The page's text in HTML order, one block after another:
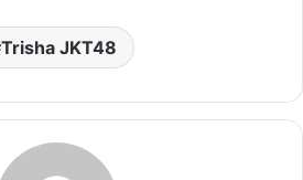
Trisha JKT48